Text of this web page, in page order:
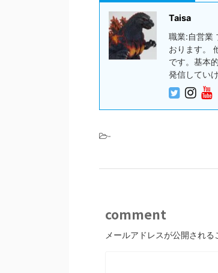
Taisa
職業:自営業
おります。
です。基本
発信してい
-
comment
メールアドレスが公開される